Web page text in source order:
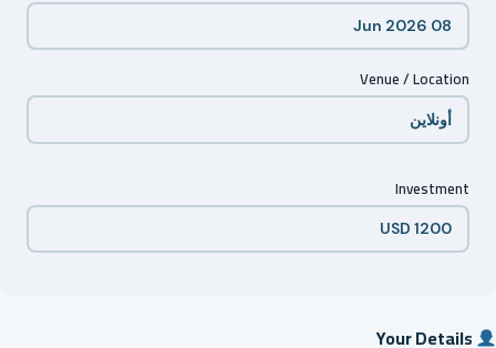
Venue / Location
Investment